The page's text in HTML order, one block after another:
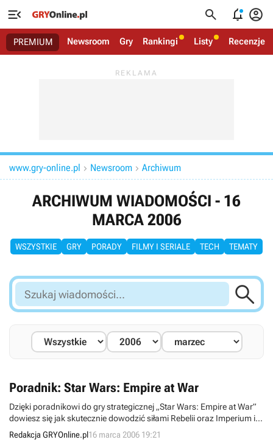
   
PREMIUM Newsroom Gry Rankingi Listy Recenzje
www.gry-online.pl  Newsroom  Archiwum
ARCHIWUM WIADOMOŚCI - 16
MARCA 2006
WSZYSTKIE GRY PORADY FILMY I SERIALE TECH TEMATY
Szukaj
wiadomości...

Poradnik: Star Wars: Empire at War
Dzięki poradnikowi do gry strategicznej „Star Wars: Empire at War”
dowiesz się jak skutecznie dowodzić siłami Rebelii oraz Imperium i
jak przejść obie dostępne w grze kampanie.
Redakcja GRYOnline.pl16 marca 2006 19:21